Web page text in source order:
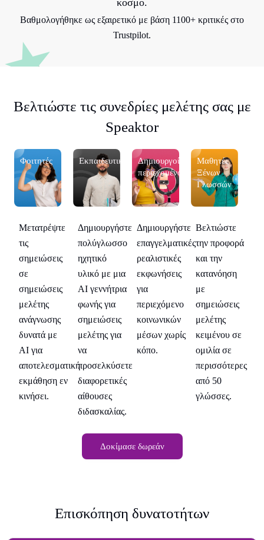
κόσμο.
Βαθμολογήθηκε ως εξαιρετικό με βάση 1100+ κριτικές στο
Trustpilot.
Βελτιώστε τις συνεδρίες μελέτης σας με
Speaktor
Φοιτητές
Μετατρέψτε
τις
σημειώσεις
σε
σημειώσεις
μελέτης
ανάγνωσης
δυνατά με
AI για
αποτελεσματική
εκμάθηση εν
κινήσει.
Εκπαιδευτικούς
Δημιουργήστε
πολύγλωσσο
ηχητικό
υλικό με μια
AI γεννήτρια
φωνής για
σημειώσεις
μελέτης για
να
προσελκύσετε
διαφορετικές
αίθουσες
διδασκαλίας.
Δημιουργοί
περιεχομένου
Δημιουργήστε
επαγγελματικές
ρεαλιστικές
εκφωνήσεις
για
περιεχόμενο
κοινωνικών
μέσων χωρίς
κόπο.
Μαθητές
Ξένων
Γλωσσών
Βελτιώστε
την προφορά
και την
κατανόηση
με
σημειώσεις
μελέτης
κειμένου σε
ομιλία σε
περισσότερες
από 50
γλώσσες.
Δοκίμασε δωρεάν
Επισκόπηση δυνατοτήτων